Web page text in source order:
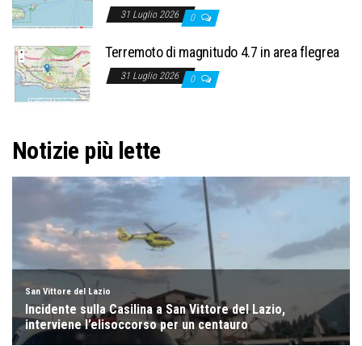
31 Luglio 2026 0
Terremoto di magnitudo 4.7 in area flegrea
31 Luglio 2026 0
Notizie più lette